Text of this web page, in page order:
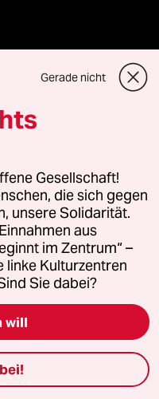
Gerade nicht
Gesellschaft!
die sich gegen
unsere Solidarität.
aus
im Zentrum“ –
linke Kulturzentren
Sie dabei?
will